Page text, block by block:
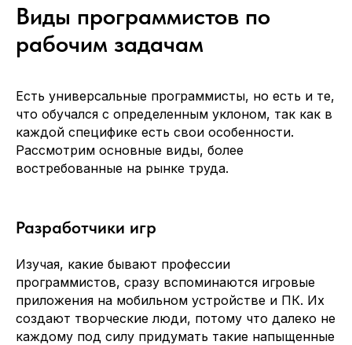
Виды программистов по
рабочим задачам
Есть универсальные программисты, но есть и те,
что обучался с определенным уклоном, так как в
каждой специфике есть свои особенности.
Рассмотрим основные виды, более
востребованные на рынке труда.
Разработчики игр
Изучая, какие бывают профессии
программистов, сразу вспоминаются игровые
приложения на мобильном устройстве и ПК. Их
создают творческие люди, потому что далеко не
каждому под силу придумать такие напыщенные